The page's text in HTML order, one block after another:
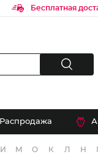
Бесплатная
Распродажа
И М О К Л Н